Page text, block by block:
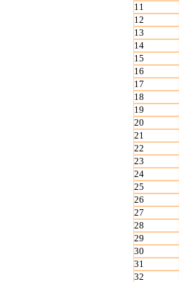
11
12
13
14
15
16
17
18
19
20
21
22
23
24
25
26
27
28
29
30
31
32